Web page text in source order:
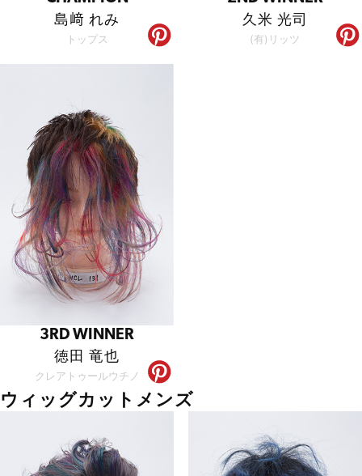
島﨑 れみ
トップス
久米 光司
(有)リッツ
3RD WINNER
徳田 竜也
クレアトゥールウチノ
ウィッグカットメンズ